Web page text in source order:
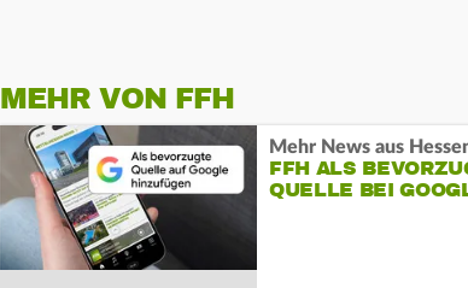
MEHR VON FFH
Mehr News aus
FFH ALS
QUELLE BEI